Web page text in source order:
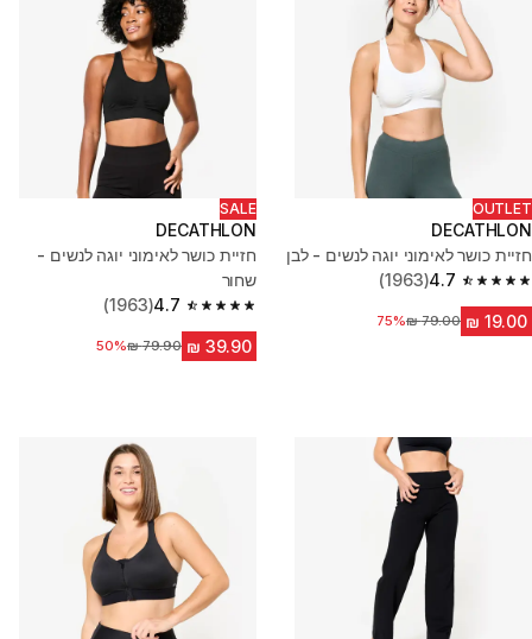
OUTLET
DECATHLON
חזיית כושר לאימוני יוגה לנשים - לבן
4.7
4.7 out of 5 stars from 1963 reviews
(1963)
מחיר לפני הנחה‏79.00 ₪
75%
SALE
DECATHLON
חזיית כושר לאימוני יוגה לנשים -
שחור
4.7
4.7 out of 5 stars from 1963 reviews
(1963)
מחיר לפני הנחה‏79.90 ₪
50%